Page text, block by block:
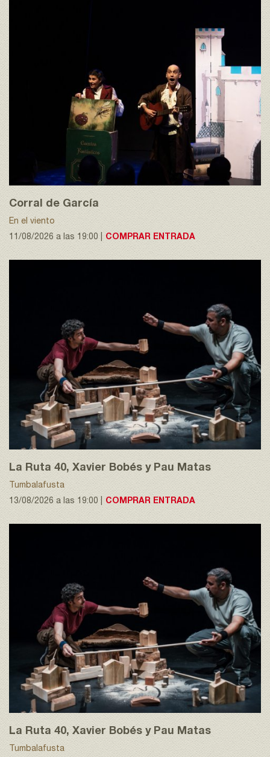
Corral de García
En el viento
11/08/2026 a las 19:00 |
COMPRAR ENTRADA
La Ruta 40, Xavier Bobés y Pau Matas
Tumbalafusta
13/08/2026 a las 19:00 |
COMPRAR ENTRADA
La Ruta 40, Xavier Bobés y Pau Matas
Tumbalafusta